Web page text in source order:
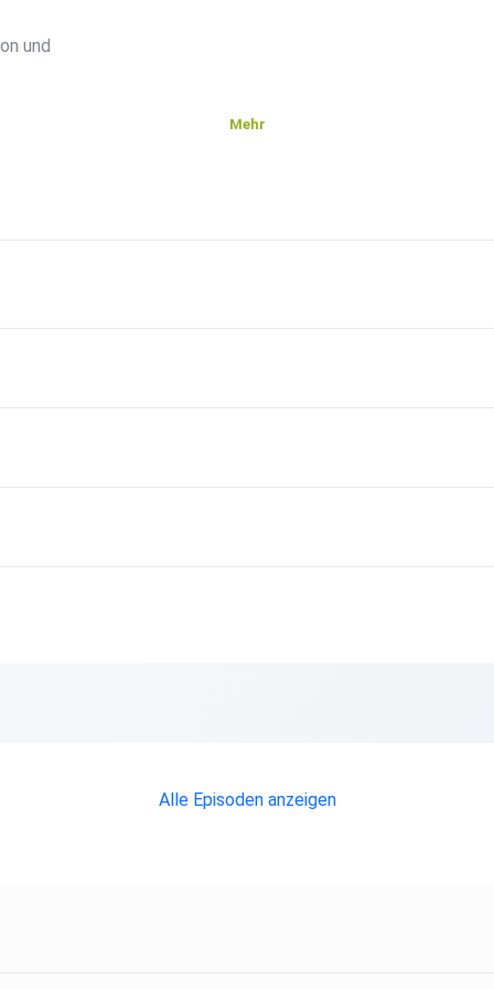
und
Mehr
Alle Episoden anzeigen